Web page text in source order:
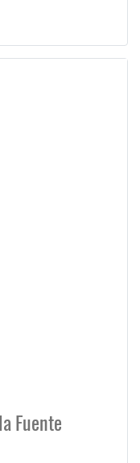
Fuente